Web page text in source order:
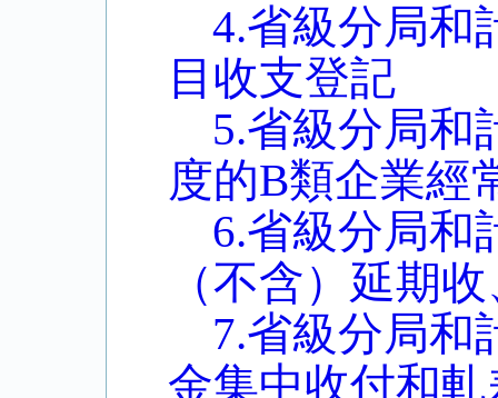
4.省級分局和
目收支登記
5.省級分局和
度的B類企業經
6.省級分局和
（不含）延期
7.省級分局和
金集中收付和